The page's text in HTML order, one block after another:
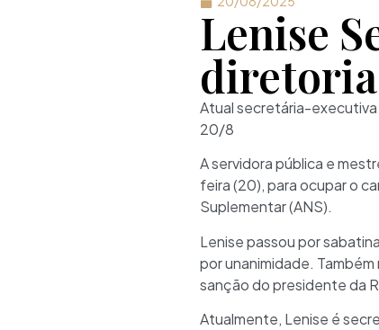
Lenise
diretoria
Atual secretária-executiva
20/8
A servidora pública e
feira (20), para ocupar o
Suplementar (ANS).
Lenise passou por
por unanimidade.
sanção do presidente da
Atualmente, Lenise é